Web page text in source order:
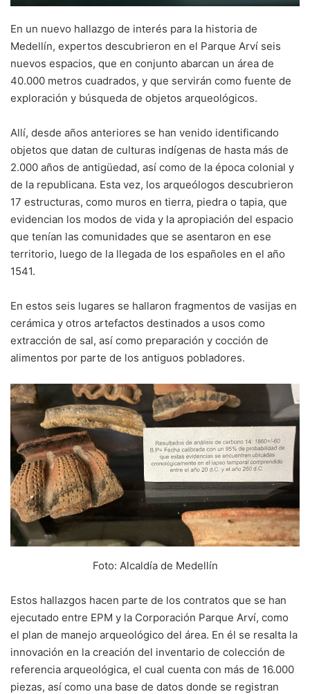
En un nuevo hallazgo de interés para la historia de
Medellín, expertos descubrieron en el Parque Arví seis
nuevos espacios, que en conjunto abarcan un área de
40.000 metros cuadrados, y que servirán como fuente de
exploración y búsqueda de objetos arqueológicos.
Allí, desde años anteriores se han venido identificando
objetos que datan de culturas indígenas de hasta más de
2.000 años de antigüedad, así como de la época colonial y
de la republicana. Esta vez, los arqueólogos descubrieron
17 estructuras, como muros en tierra, piedra o tapia, que
evidencian los modos de vida y la apropiación del espacio
que tenían las comunidades que se asentaron en ese
territorio, luego de la llegada de los españoles en el año
1541.
En estos seis lugares se hallaron fragmentos de vasijas en
cerámica y otros artefactos destinados a usos como
extracción de sal, así como preparación y cocción de
alimentos por parte de los antiguos pobladores.
Foto: Alcaldía de Medellín
Estos hallazgos hacen parte de los contratos que se han
ejecutado entre EPM y la Corporación Parque Arví, como
el plan de manejo arqueológico del área. En él se resalta la
innovación en la creación del inventario de colección de
referencia arqueológica, el cual cuenta con más de 16.000
piezas, así como una base de datos donde se registran